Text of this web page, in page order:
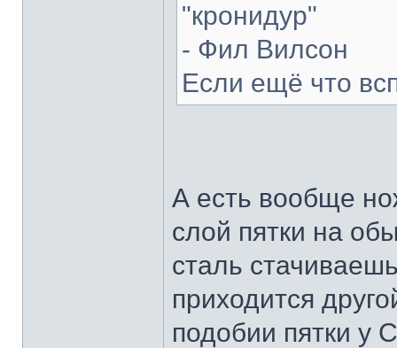
"кронидур"
- Фил Вилсон
Если ещё что
А есть вообще
слой пятки на
сталь
приходится
подобии пятки у